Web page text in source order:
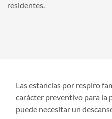
residentes.
Las estancias por respiro
carácter preventivo para la
puede necesitar un